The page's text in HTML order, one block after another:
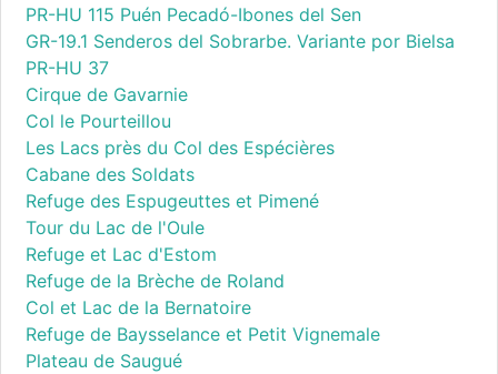
PR-HU 115 Puén Pecadó-Ibones del Sen
GR-19.1 Senderos del Sobrarbe. Variante por Bielsa
PR-HU 37
Cirque de Gavarnie
Col le Pourteillou
Les Lacs près du Col des Espécières
Cabane des Soldats
Refuge des Espugeuttes et Pimené
Tour du Lac de l'Oule
Refuge et Lac d'Estom
Refuge de la Brèche de Roland
Col et Lac de la Bernatoire
Refuge de Baysselance et Petit Vignemale
Plateau de Saugué